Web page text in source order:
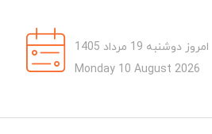
امروز دوشنبه 19 مرداد 1405
Monday 10 August 2026